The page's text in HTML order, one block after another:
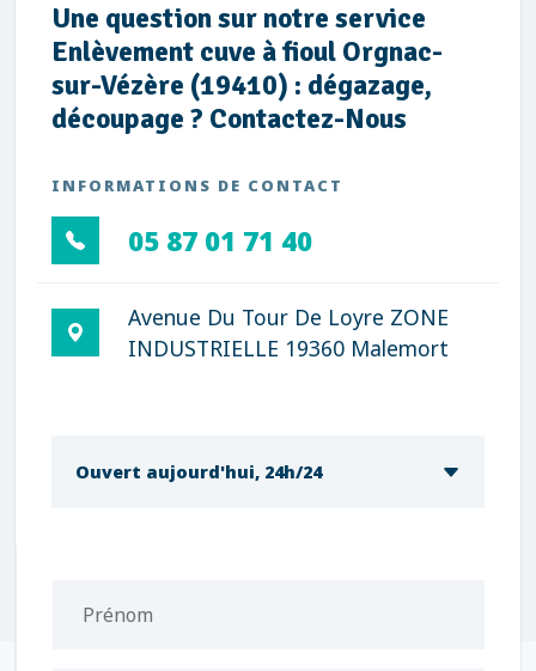
Une question sur notre service
Enlèvement cuve à fioul Orgnac-
sur-Vézère (19410) : dégazage,
découpage ? Contactez-Nous
INFORMATIONS DE CONTACT
05 87 01 71 40
Avenue Du Tour De Loyre ZONE
INDUSTRIELLE 19360 Malemort
Ouvert aujourd'hui, 24h/24
Prénom